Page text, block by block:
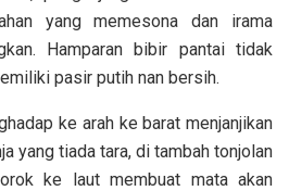
yang memesona dan irama
Hamparan bibir pantai tidak
pasir putih nan bersih.
ke arah ke barat menjanjikan
yang tiada tara, di tambah tonjolan
ke laut membuat mata akan